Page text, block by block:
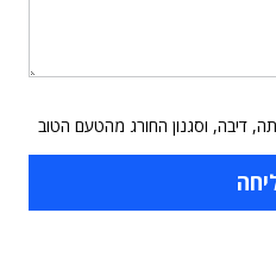
דיבה, וסגנון החורג מהטעם הטוב